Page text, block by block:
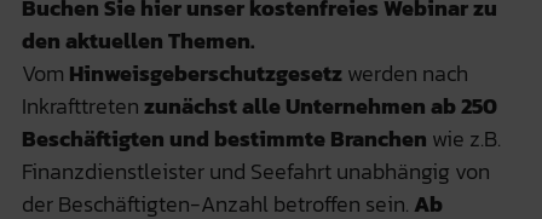
Buchen Sie hier unser kostenfreies Webinar zu
den aktuellen Themen.
Vom Hinweisgeberschutzgesetzwerden nach
Inkrafttretenzunächst alle Unternehmen ab 250
Beschäftigten und bestimmte Branchen wie z.B.
Finanzdienstleister und Seefahrt unabhängig von
der Beschäftigten-Anzahl betroffen sein. Ab